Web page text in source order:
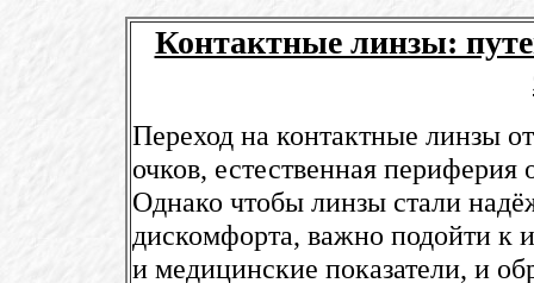
Контактные линзы:
Переход на контактные линзы
очков, естественная
Однако чтобы линзы стали
дискомфорта, важно подойти к
и медицинские показатели, и